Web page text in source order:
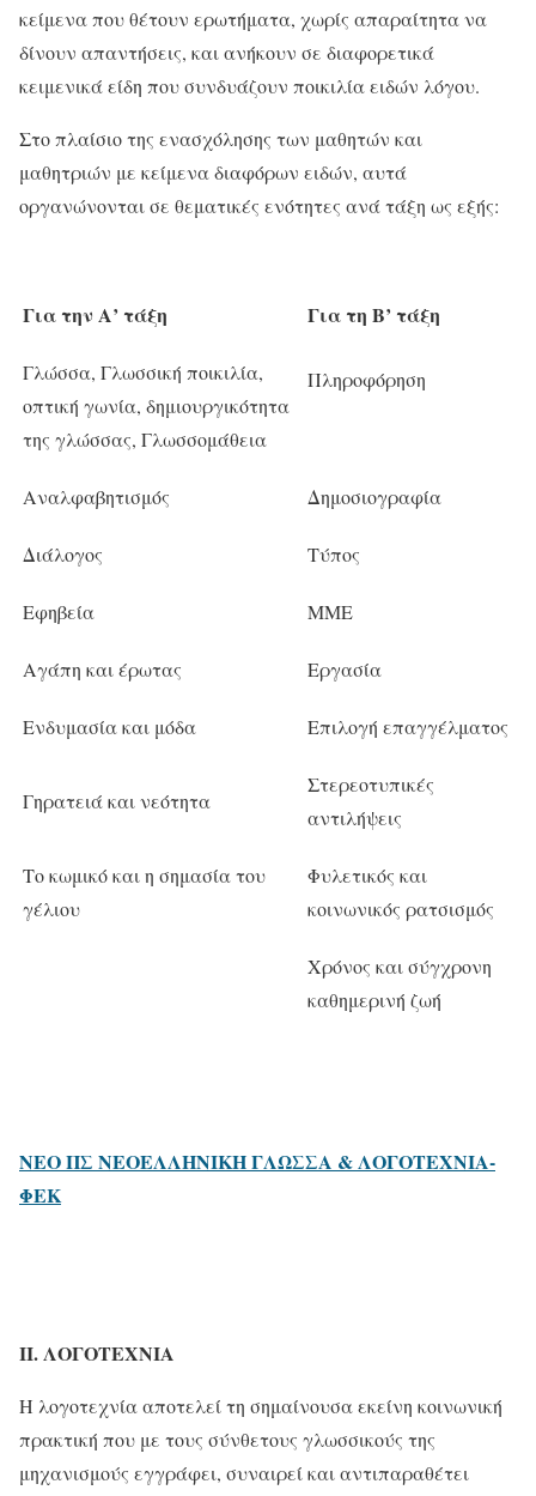
κείμενα που θέτουν ερωτήματα, χωρίς απαραίτητα να
δίνουν απαντήσεις, και ανήκουν σε διαφορετικά
κειμενικά είδη που συνδυάζουν ποικιλία ειδών λόγου.
Στο πλαίσιο της ενασχόλησης των μαθητών και
μαθητριών με κείμενα διαφόρων ειδών, αυτά
οργανώνονται σε θεματικές ενότητες ανά τάξη ως εξής:
Για την Α’ τάξη Για τη Β’ τάξη
Γλώσσα, Γλωσσική ποικιλία,
οπτική γωνία, δημιουργικότητα
της γλώσσας, Γλωσσομάθεια
Πληροφόρηση
Αναλφαβητισμός Δημοσιογραφία
Διάλογος Τύπος
Εφηβεία ΜΜΕ
Αγάπη και έρωτας Εργασία
Ενδυμασία και μόδα Επιλογή επαγγέλματος
Γηρατειά και νεότητα
Στερεοτυπικές
αντιλήψεις
Το κωμικό και η σημασία του
γέλιου
Φυλετικός και
κοινωνικός ρατσισμός
Χρόνος και σύγχρονη
καθημερινή ζωή
ΝΕΟ ΠΣ ΝΕΟΕΛΛΗΝΙΚΗ ΓΛΩΣΣΑ & ΛΟΓΟΤΕΧΝΙΑ-
ΦΕΚ
ΙΙ. ΛΟΓΟΤΕΧΝΙΑ
Η λογοτεχνία αποτελεί τη σημαίνουσα εκείνη κοινωνική
πρακτική που με τους σύνθετους γλωσσικούς της
μηχανισμούς εγγράφει, συναιρεί και αντιπαραθέτει